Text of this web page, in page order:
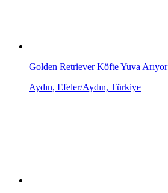
Golden Retriever Köfte Yuva Arıyor
Aydın, Efeler/Aydın, Türkiye